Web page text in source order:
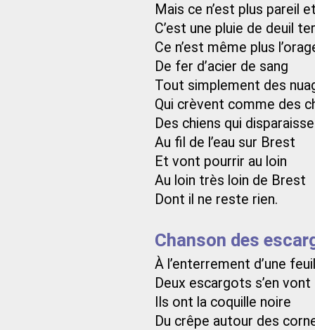
Mais ce n’est plus pareil
C’est une pluie de deuil
Ce n’est même plus
De fer d’acier de sang
Tout simplement des
Qui crèvent comme des
Des chiens qui
Au fil de l’eau sur Brest
Et vont pourrir au loin
Au loin très loin de Brest
Dont il ne reste rien.
Chanson des
À l’enterrement d’une
Deux escargots s’en vont
Ils ont la coquille noire
Du crêpe autour des